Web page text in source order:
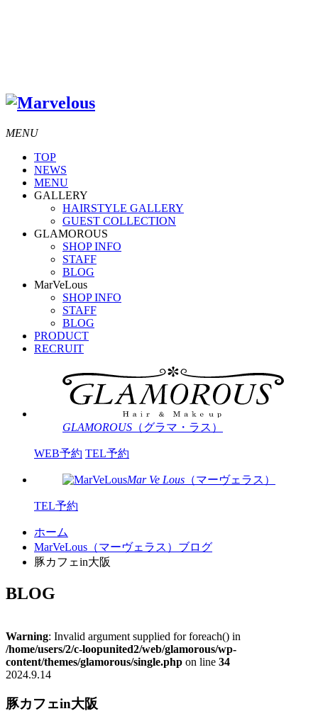
MENU
TOP
NEWS
MENU
GALLERY
HAIRSTYLE GALLERY
GUEST COLLECTION
GLAMOROUS
SHOP INFO
STAFF
BLOG
MarVeLous
SHOP INFO
STAFF
BLOG
PRODUCT
RECRUIT
GLAMOROUS （グラマ・ラス）
WEB予約 TEL予約
Mar Ve Lous （マーヴェラス）
TEL予約
ホーム
MarVeLous（マーヴェラス）ブログ
豚カフェin大阪
BLOG
Warning: Invalid argument supplied for foreach() in
/home/users/2/c-loopunited2/web/glamorous/wp-
content/themes/glamorous/single.php on line 34
2024.9.14
豚カフェin大阪